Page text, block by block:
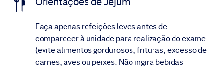
Faça apenas refeições leves antes de
comparecer à unidade para realização do exame
(evite alimentos gordurosos, frituras, excesso de
carnes, aves ou peixes. Não ingira bebidas